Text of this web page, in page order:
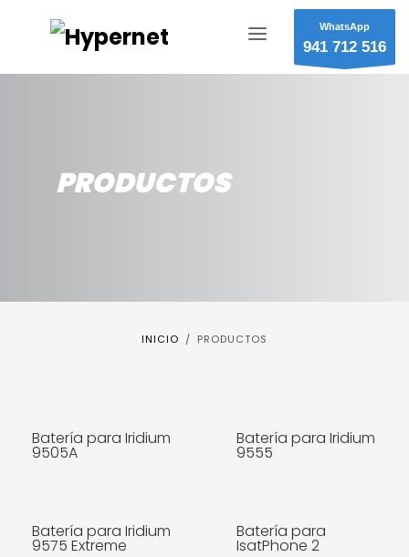
WhatsApp
941 712 516
PRODUCTOS
INICIO PRODUCTOS
Batería para Iridium
9505A
MÁS INFO
Batería para Iridium
9555
Batería para Iridium
9575 Extreme
Batería para
IsatPhone 2